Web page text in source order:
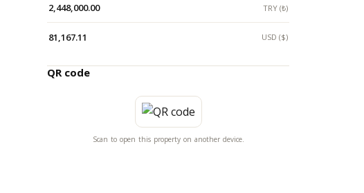
2,448,000.00 TRY (₺)
81,167.11 USD ($)
QR code
Scan to open this property on another device.